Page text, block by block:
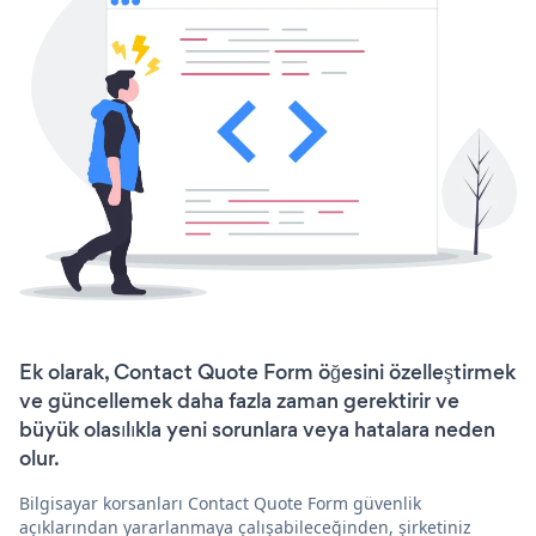
Ek olarak, Contact Quote Form öğesini özelleştirmek
ve güncellemek daha fazla zaman gerektirir ve
büyük olasılıkla yeni sorunlara veya hatalara neden
olur.
Bilgisayar korsanları Contact Quote Form güvenlik
açıklarından yararlanmaya çalışabileceğinden, şirketiniz